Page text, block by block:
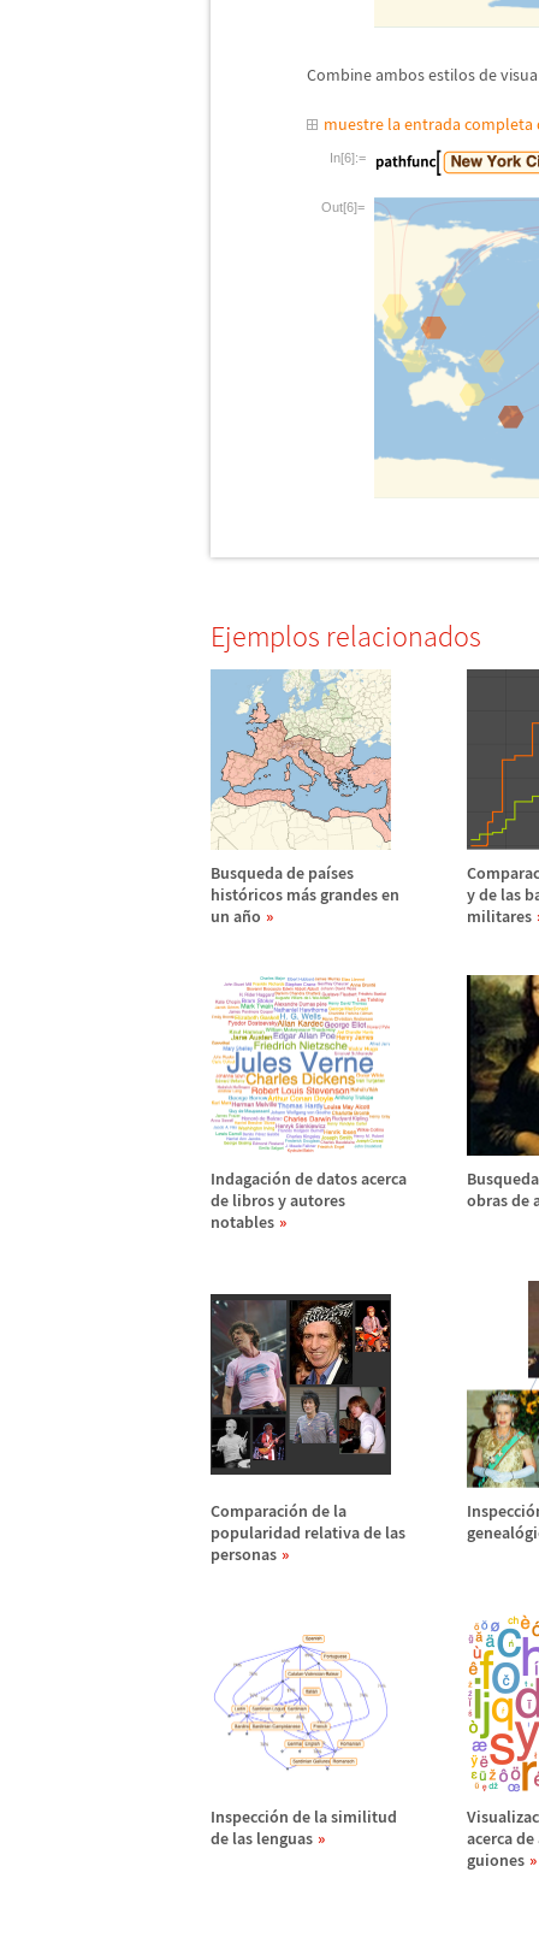
Combine ambos estilos de
muestre la entrada completa
In[6]:=
Out[6]=
Ejemplos relacionados
Busqueda de países
históricos más grandes en
un año
y de las
militares
Indagación de datos acerca
de libros y autores
notables
obras de
Comparación de la
popularidad relativa de las
personas
Inspecció
genealó
Inspección de la similitud
de las lenguas
acerca
guiones